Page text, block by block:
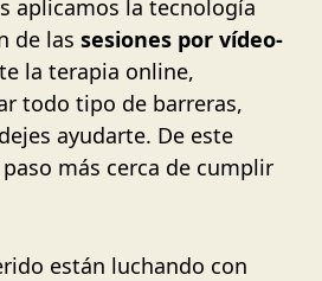
aplicamos la tecnología
de las sesiones por vídeo-
la terapia online,
todo tipo de barreras,
ayudarte. De este
más cerca de cumplir
están luchando con